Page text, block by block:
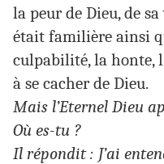
la peur de Dieu, de
était familière ainsi
culpabilité, la honte,
à se cacher de Dieu.
Mais l’Eternel Dieu
Où es-tu ?
Il répondit : J’ai